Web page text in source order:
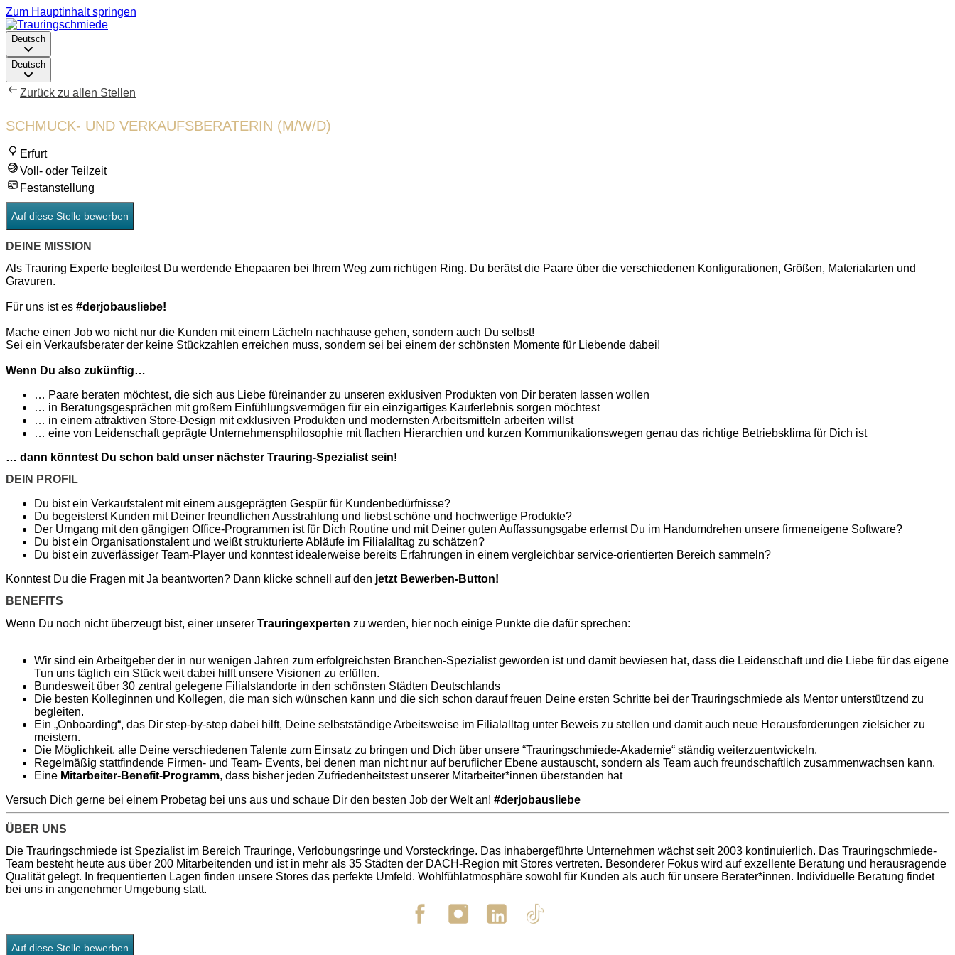
Zum Hauptinhalt springen
Deutsch
Deutsch
Zurück zu allen Stellen
SCHMUCK- UND VERKAUFSBERATERIN (M/W/D)
Erfurt
Voll- oder Teilzeit
Festanstellung
Auf diese Stelle bewerben
DEINE MISSION
Als Trauring Experte begleitest Du werdende Ehepaaren bei Ihrem Weg zum richtigen Ring. Du berätst die Paare über die verschiedenen Konfigurationen, Größen, Materialarten und
Gravuren.
Für uns ist es #derjobausliebe!
Mache einen Job wo nicht nur die Kunden mit einem Lächeln nachhause gehen, sondern auch Du selbst!
Sei ein Verkaufsberater der keine Stückzahlen erreichen muss, sondern sei bei einem der schönsten Momente für Liebende dabei!
Wenn Du also zukünftig…
… Paare beraten möchtest, die sich aus Liebe füreinander zu unseren exklusiven Produkten von Dir beraten lassen wollen
… in Beratungsgesprächen mit großem Einfühlungsvermögen für ein einzigartiges Kauferlebnis sorgen möchtest
… in einem attraktiven Store-Design mit exklusiven Produkten und modernsten Arbeitsmitteln arbeiten willst
… eine von Leidenschaft geprägte Unternehmensphilosophie mit flachen Hierarchien und kurzen Kommunikationswegen genau das richtige Betriebsklima für Dich ist
… dann könntest Du schon bald unser nächster Trauring-Spezialist sein!
DEIN PROFIL
Du bist ein Verkaufstalent mit einem ausgeprägten Gespür für Kundenbedürfnisse?
Du begeisterst Kunden mit Deiner freundlichen Ausstrahlung und liebst schöne und hochwertige Produkte?
Der Umgang mit den gängigen Office-Programmen ist für Dich Routine und mit Deiner guten Auffassungsgabe erlernst Du im Handumdrehen unsere firmeneigene Software?
Du bist ein Organisationstalent und weißt strukturierte Abläufe im Filialalltag zu schätzen?
Du bist ein zuverlässiger Team-Player und konntest idealerweise bereits Erfahrungen in einem vergleichbar service-orientierten Bereich sammeln?
​Konntest Du die Fragen mit Ja beantworten? Dann klicke schnell auf den jetzt Bewerben-Button!
BENEFITS
Wenn Du noch nicht überzeugt bist, einer unserer Trauringexperten zu werden, hier noch einige Punkte die dafür sprechen:
Wir sind ein Arbeitgeber der in nur wenigen Jahren zum erfolgreichsten Branchen-Spezialist geworden ist und damit bewiesen hat, dass die Leidenschaft und die Liebe für das eigene
Tun uns täglich ein Stück weit dabei hilft unsere Visionen zu erfüllen.
Bundesweit über 30 zentral gelegene Filialstandorte in den schönsten Städten Deutschlands
Die besten Kolleginnen und Kollegen, die man sich wünschen kann und die sich schon darauf freuen Deine ersten Schritte bei der Trauringschmiede als Mentor unterstützend zu
begleiten.
Ein „Onboarding“, das Dir step-by-step dabei hilft, Deine selbstständige Arbeitsweise im Filialalltag unter Beweis zu stellen und damit auch neue Herausforderungen zielsicher zu
meistern.
Die Möglichkeit, alle Deine verschiedenen Talente zum Einsatz zu bringen und Dich über unsere “Trauringschmiede-Akademie“ ständig weiterzuentwickeln.
Regelmäßig stattfindende Firmen- und Team- Events, bei denen man nicht nur auf beruflicher Ebene austauscht, sondern als Team auch freundschaftlich zusammenwachsen kann.
Eine Mitarbeiter-Benefit-Programm, dass bisher jeden Zufriedenheitstest unserer Mitarbeiter*innen überstanden hat
Versuch Dich gerne ​bei einem Probetag bei uns aus und schaue Dir den besten Job der ​Welt ​an! #derjobausliebe
ÜBER UNS
Die Trauringschmiede ist Spezialist im Bereich Trauringe, Verlobungsringe und Vorsteckringe. Das inhabergeführte Unternehmen wächst seit 2003 kontinuierlich. Das Trauringschmiede-
Team besteht heute aus über 200 Mitarbeitenden und ist in mehr als 35 Städten der DACH-Region mit Stores vertreten. Besonderer Fokus wird auf exzellente Beratung und herausragende
Qualität gelegt. In frequentierten Lagen finden unsere Stores das perfekte Umfeld. Wohlfühlatmosphäre sowohl für Kunden als auch für unsere Berater*innen. Individuelle Beratung findet
bei uns in angenehmer Umgebung statt.
Auf diese Stelle bewerben